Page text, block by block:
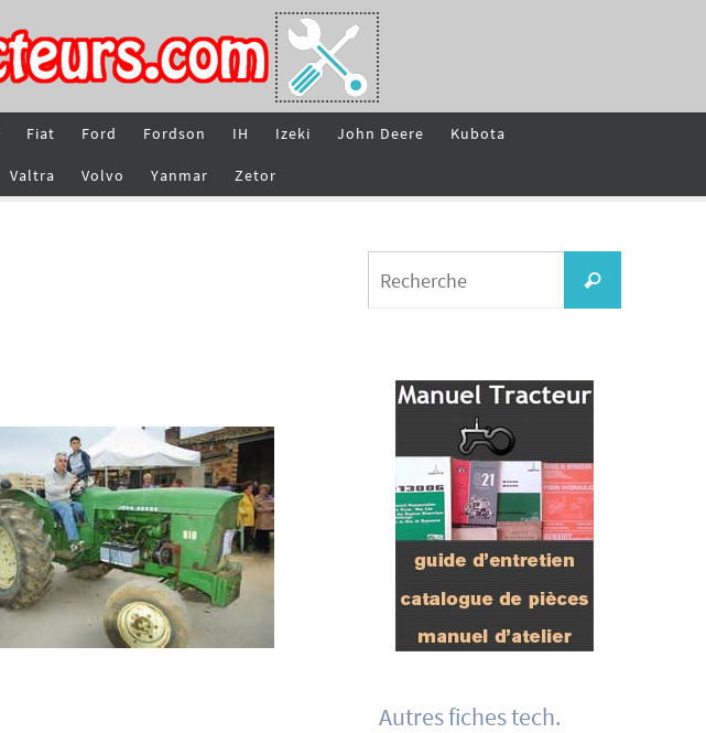
Fiat Ford Fordson IH Izeki John Deere Kubota
Valtra Volvo Yanmar Zetor
Recherche
Autres fiches tech.